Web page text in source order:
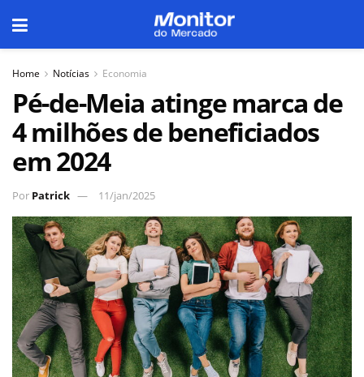
Home Notícias Economia
Pé-de-Meia atinge marca de
4 milhões de beneficiados
em 2024
Por Patrick 11/jan/2025